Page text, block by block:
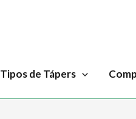
Tipos de Tápers